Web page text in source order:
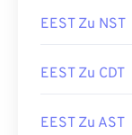
EEST Zu NST
EEST Zu CDT
EEST Zu AST